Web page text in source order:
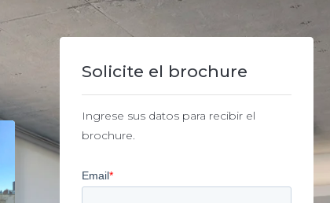
Solicite el brochure
Ingrese sus datos para recibir el
brochure.